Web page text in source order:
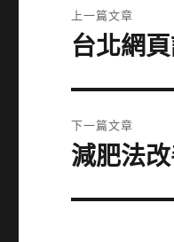
章
上一篇文章
上
篇
文
章:
台北網
下一篇文章
下
篇
減肥法